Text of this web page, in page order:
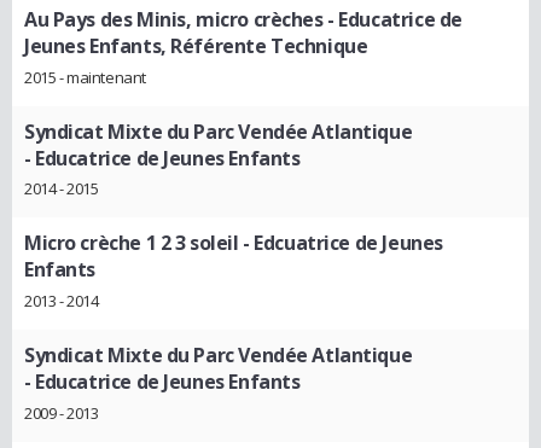
Au Pays des Minis, micro crèches- Educatrice de
Jeunes Enfants, Référente Technique
2015 - maintenant
Syndicat Mixte du Parc Vendée Atlantique
- Educatrice de Jeunes Enfants
2014 - 2015
Micro crèche 1 2 3 soleil - Edcuatrice de Jeunes
Enfants
2013 - 2014
Syndicat Mixte du Parc Vendée Atlantique
- Educatrice de Jeunes Enfants
2009 - 2013